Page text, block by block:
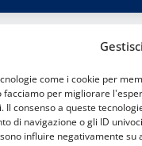
come i cookie per
facciamo per migliorare
Il consenso a queste
di navigazione o gli ID
influire negativamente su